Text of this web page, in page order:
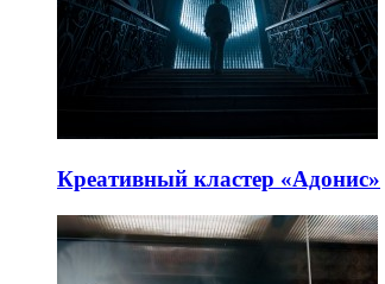
Креативный кластер «Адонис»